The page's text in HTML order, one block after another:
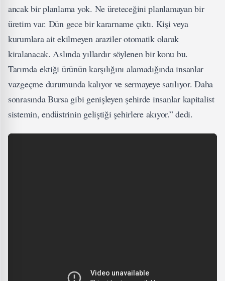
ancak bir planlama yok. Ne üreteceğini planlamayan bir
üretim var. Dün gece bir kararname çıktı. Kişi veya
kurumlara ait ekilmeyen araziler otomatik olarak
kiralanacak. Aslında yıllardır söylenen bir konu bu.
Tarımda ektiği ürünün karşılığını alamadığında insanlar
vazgeçme durumunda kalıyor ve sermayeye satılıyor. Daha
sonrasında Bursa gibi genişleyen şehirde insanlar kapitalist
sistemin, endüstrinin geliştiği şehirlere akıyor.” dedi.